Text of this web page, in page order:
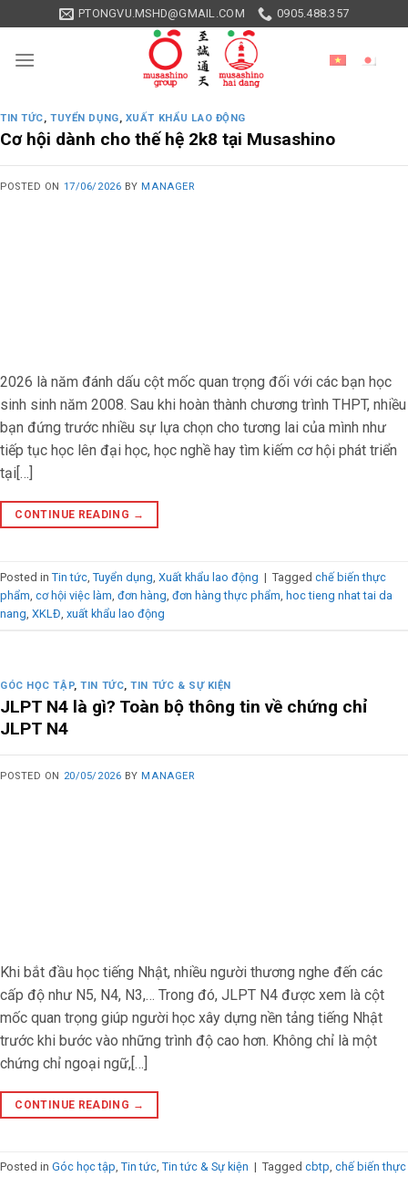
content
PTONGVU.MSHD@GMAIL.COM 0905.488.357
TIN TỨC,TUYỂN DỤNG, XUẤT KHẨU LAO ĐỘNG
Cơ hội dành cho thế hệ 2k8 tại Musashino
POSTED ON 17/06/2026 BY MANAGER
2026 là năm đánh dấu cột mốc quan trọng đối với các bạn học
sinh sinh năm 2008. Sau khi hoàn thành chương trình THPT, nhiều
bạn đứng trước nhiều sự lựa chọn cho tương lai của mình như
tiếp tục học lên đại học, học nghề hay tìm kiếm cơ hội phát triển
tại[…]
CONTINUE READING →
Posted in Tin tức Tuyển dụng Xuất khẩu lao động | Tagged chế biến thực
phẩm cơ hội việc làm đơn hàng đơn hàng thực phẩm hoc tieng nhat tai da
nang XKLĐ xuất khẩu lao động
GÓC HỌC TẬP,TIN TỨC,TIN TỨC & SỰ KIỆN
JLPT N4 là gì? Toàn bộ thông tin về chứng chỉ
JLPT N4
POSTED ON 20/05/2026 BY MANAGER
Khi bắt đầu học tiếng Nhật, nhiều người thương nghe đến các
cấp độ như N5, N4, N3,… Trong đó, JLPT N4 được xem là cột
mốc quan trọng giúp người học xây dựng nền tảng tiếng Nhật
trước khi bước vào những trình độ cao hơn. Không chỉ là một
chứng chỉ ngoại ngữ,[…]
CONTINUE READING →
Posted in Góc học tập, Tin tức, Tin tức & Sự kiện | Tagged cbtp, chế biến thực